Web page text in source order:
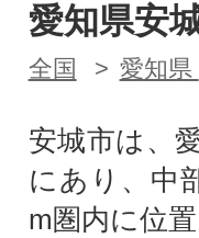
愛知県安
全国 愛知県
安城市は、
にあり、中
m圏内に位